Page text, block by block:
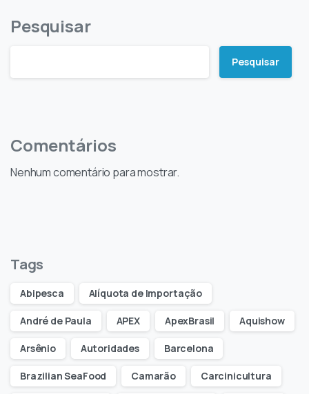
Pesquisar
Pesquisar
Comentários
Nenhum comentário para mostrar.
Tags
Abipesca Alíquota de Importação
André de Paula APEX ApexBrasil Aquishow
Arsênio Autoridades Barcelona
Brazilian SeaFood Camarão Carcinicultura